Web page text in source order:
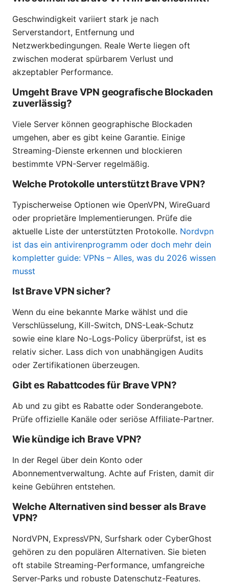
Geschwindigkeit variiert stark je nach
Serverstandort, Entfernung und
Netzwerkbedingungen. Reale Werte liegen oft
zwischen moderat spürbarem Verlust und
akzeptabler Performance.
Umgeht Brave VPN geografische Blockaden
zuverlässig?
Viele Server können geographische Blockaden
umgehen, aber es gibt keine Garantie. Einige
Streaming-Dienste erkennen und blockieren
bestimmte VPN-Server regelmäßig.
Welche Protokolle unterstützt Brave VPN?
Typischerweise Optionen wie OpenVPN, WireGuard
oder proprietäre Implementierungen. Prüfe die
aktuelle Liste der unterstützten Protokolle. Nordvpn
ist das ein antivirenprogramm oder doch mehr dein
kompletter guide: VPNs – Alles, was du 2026 wissen
musst
Ist Brave VPN sicher?
Wenn du eine bekannte Marke wählst und die
Verschlüsselung, Kill-Switch, DNS-Leak-Schutz
sowie eine klare No-Logs-Policy überprüfst, ist es
relativ sicher. Lass dich von unabhängigen Audits
oder Zertifikationen überzeugen.
Gibt es Rabattcodes für Brave VPN?
Ab und zu gibt es Rabatte oder Sonderangebote.
Prüfe offizielle Kanäle oder seriöse Affiliate-Partner.
Wie kündige ich Brave VPN?
In der Regel über dein Konto oder
Abonnementverwaltung. Achte auf Fristen, damit dir
keine Gebühren entstehen.
Welche Alternativen sind besser als Brave
VPN?
NordVPN, ExpressVPN, Surfshark oder CyberGhost
gehören zu den populären Alternativen. Sie bieten
oft stabile Streaming-Performance, umfangreiche
Server-Parks und robuste Datenschutz-Features.